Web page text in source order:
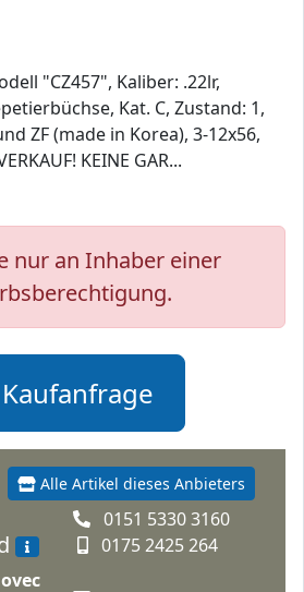
"CZ457", Kaliber: .22lr,
Kat. C, Zustand: 1,
ZF (made in Korea), 3-12x56,
KEINE GAR...
nur an Inhaber einer
Kaufanfrage
Alle Artikel dieses Anbieters
0151 5330 3160
0175 2425 264